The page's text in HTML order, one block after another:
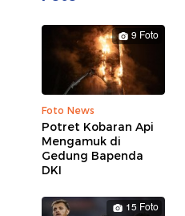
9 Foto
Foto News
Potret Kobaran Api
Mengamuk di
Gedung Bapenda
DKI
15 Foto